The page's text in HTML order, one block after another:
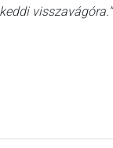
visszavágóra.”